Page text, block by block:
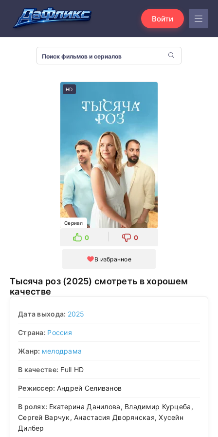
Войти
HD
Сериал
0 0
В избранное
Тысяча роз (2025) смотреть в хорошем
качестве
Дата выхода: 2025
Страна: Россия
Жанр: мелодрама
В качестве: Full HD
Режиссер: Андрей Селиванов
В ролях: Екатерина Данилова, Владимир Курцеба,
Сергей Варчук, Анастасия Дворянская, Хусейн
Дилбер